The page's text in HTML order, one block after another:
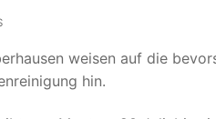
weisen auf die
hin.